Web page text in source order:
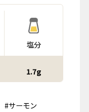
塩分
1.7g
#サーモン